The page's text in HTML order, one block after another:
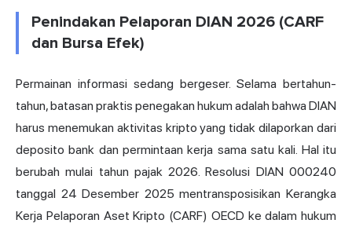
Penindakan Pelaporan DIAN 2026 (CARF
dan Bursa Efek)
Permainan informasi sedang bergeser. Selama bertahun-
tahun, batasan praktis penegakan hukum adalah bahwa DIAN
harus menemukan aktivitas kripto yang tidak dilaporkan dari
deposito bank dan permintaan kerja sama satu kali. Hal itu
berubah mulai tahun pajak 2026. Resolusi DIAN 000240
tanggal 24 Desember 2025 mentransposisikan Kerangka
Kerja Pelaporan Aset Kripto (CARF) OECD ke dalam hukum